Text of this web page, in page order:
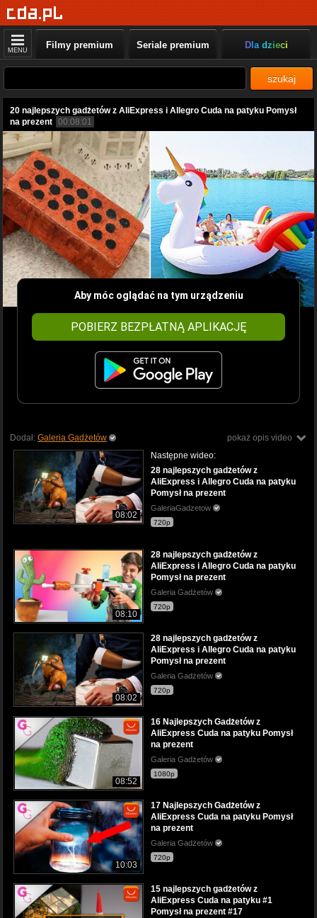
MENU Filmy premium Seriale premium Dla dzieci
szukaj
20 najlepszych gadżetów z AliExpress i Allegro Cuda na patyku Pomysł
na prezent 00:08:01
Aby móc oglądać na tym urządzeniu
POBIERZ BEZPŁATNĄ APLIKACJĘ
pokaż opis video
Dodał: Galeria Gadżetów
08:02
Następne wideo:
28 najlepszych gadżetów z
AliExpress i Allegro Cuda na patyku
Pomysł na prezent
GaleriaGadzetow
720p
08:10
28 najlepszych gadżetów z
AliExpress i Allegro Cuda na patyku
Pomysł na prezent
Galeria Gadżetów
720p
08:02
28 najlepszych gadżetów z
AliExpress i Allegro Cuda na patyku
Pomysł na prezent
Galeria Gadżetów
720p
08:52
16 Najlepszych Gadżetów z
AliExpress Cuda na patyku Pomysł
na prezent
Galeria Gadżetów
1080p
10:03
17 Najlepszych Gadżetów z
AliExpress Cuda na patyku Pomysł
na prezent
Galeria Gadżetów
720p
15 najlepszych gadżetów z
AliExpress Cuda na patyku #1
Pomysł na prezent #17